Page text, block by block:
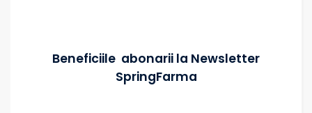
Beneficiile abonarii la Newsletter
SpringFarma